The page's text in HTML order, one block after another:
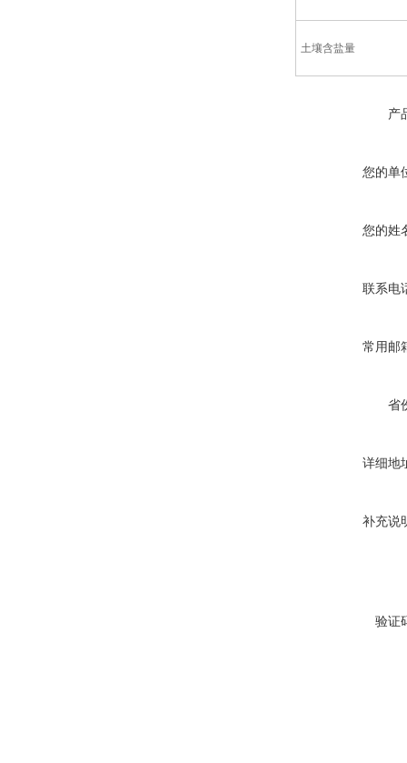
土壤含盐量
产
您的单
您的姓
联系电
常用邮
省
详细地
补充说
验证